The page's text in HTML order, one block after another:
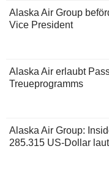
Alaska Air Group
Vice President
Alaska Air erlaubt
Treueprogramms
Alaska Air Group:
285.315 US-Dollar